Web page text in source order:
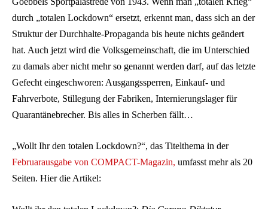
durch „totalen Lockdown“ ersetzt, erkennt man, dass sich an der
Struktur der Durchhalte-Propaganda bis heute nichts geändert
hat. Auch jetzt wird die Volksgemeinschaft, die im Unterschied
zu damals aber nicht mehr so genannt werden darf, auf das letzte
Gefecht eingeschworen: Ausgangssperren, Einkauf- und
Fahrverbote, Stillegung der Fabriken, Internierungslager für
Quarantänebrecher. Bis alles in Scherben fällt…
„Wollt Ihr den totalen Lockdown?“, das Titelthema in der
Februarausgabe von COMPACT-Magazin, umfasst mehr als 20
Seiten. Hier die Artikel: